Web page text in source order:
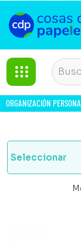
ORGANIZACIÓN
Seleccionar